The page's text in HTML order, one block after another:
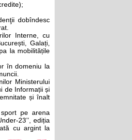
dobîndesc
Interne, cu
Galați,
la mobilitățile
în domeniu la
Ministerului
de Informații și
și înalt
pe arena
23’’, ediția
cu argint la